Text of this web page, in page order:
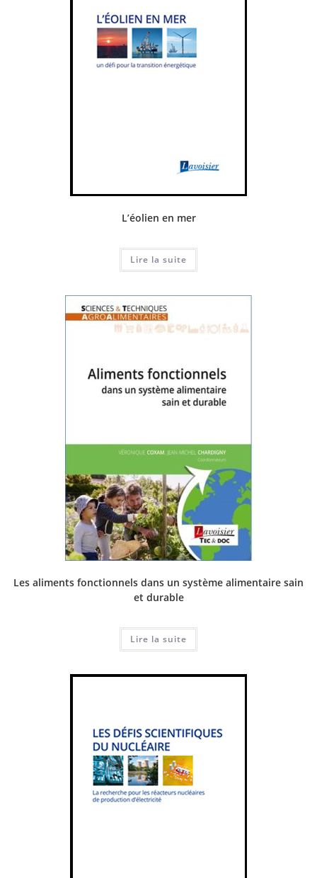
L’éolien en mer
Lire la suite
Les aliments fonctionnels dans un système alimentaire sain
et durable
Lire la suite